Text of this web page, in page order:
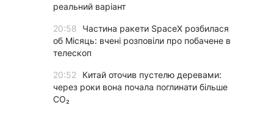
реальний варіант
20:58
Частина ракети SpaceX розбилася
об Місяць: вчені розповіли про побачене в
телескоп
20:52
Китай оточив пустелю деревами:
через роки вона почала поглинати більше
CO₂